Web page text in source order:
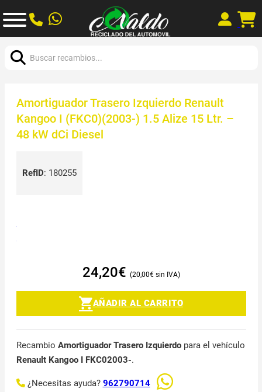
Amortiguador Trasero Izquierdo Renault
Kangoo I (FKC0)(2003-) 1.5 Alize 15 Ltr. –
48 kW dCi Diesel
RefID: 180255
24,20€ 20,00€
AÑADIR AL CARRITO
Recambio Amortiguador Trasero Izquierdopara el vehículo
Renault Kangoo I FKC02003-.
¿Necesitas ayuda? 962790714